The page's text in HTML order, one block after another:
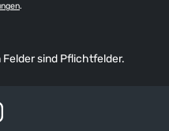
.
sind Pflichtfelder.